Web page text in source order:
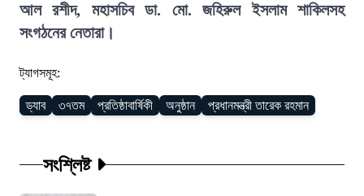
আল রশীদ, মহাসচিব ডা. মো. জহিরুল ইসলাম শাকিলসহ
সংগঠনের নেতারা।
ট্যাগসমূহ:
ড্যাব ৩৭তম প্রতিষ্ঠাবার্ষিকী অনুষ্ঠান প্রধানমন্ত্রী তারেক রহমান
সংশ্লিষ্ট